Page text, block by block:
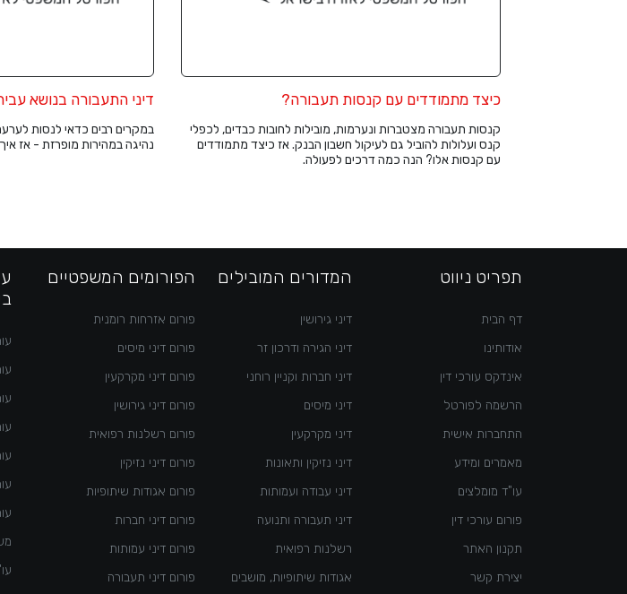
כיצד מתמודדים עם קנסות תעבורה?
קנסות תעבורה מצטברות ונערמות, מובילות לחובות כבדים, לכפלי
קנס ועלולות להוביל גם לעיקול חשבון הבנק. אז כיצד מתמודדים
עם קנסות אלו? הנה כמה דרכים לפעולה.
דיני התעבורה בנושא
במקרים רבים כדאי לנסות
נהיגה במהירות מופרזת - אז
תפריט ניווט
דף הבית
אודותינו
אינדקס עורכי דין
הרשמה לפורטל
התחברות אישית
מאמרים ומידע
עו"ד מומלצים
פורום עורכי דין
תקנון האתר
יצירת קשר
המדורים המובילים
דיני גירושין
דיני הגירה ודרכון זר
דיני חברות וקניין רוחני
דיני מיסים
דיני מקרקעין
דיני נזיקין ותאונות
דיני עבודה ועמותות
דיני תעבורה ותנועה
רשלנות רפואית
אגודות שיתופיות, מושבים
הפורומים המשפטיים
פורום אזרחות רומנית
פורום דיני מיסים
פורום דיני מקרקעין
פורום דיני גירושין
פורום רשלנות רפואית
פורום דיני נזיקין
פורום אגודות שיתופיות
פורום דיני חברות
פורום דיני עמותות
פורום דיני תעבורה